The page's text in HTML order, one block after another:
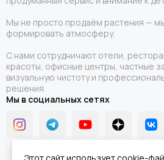
Мы не просто продаём растения —
формировать атмосферу.
С нами сотрудничают отели,
красоты, офисные центры, частные
визуальную чистоту и
решения.
Мы в социальных сетях